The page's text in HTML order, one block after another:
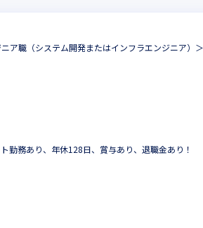
職（システム開発またはインフラエンジニア）
勤務あり、年休128日、賞与あり、退職金あり！